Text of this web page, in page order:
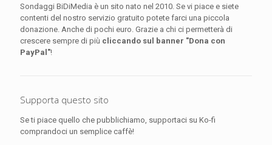
Sondaggi BiDiMedia è un sito nato nel 2010. Se vi piace e siete
contenti del nostro servizio gratuito potete farci una piccola
donazione. Anche di pochi euro. Grazie a chi ci permetterà di
crescere sempre di più cliccando sul banner "Dona con
PayPal"!
Supporta questo sito
Se ti piace quello che pubblichiamo, supportaci su Ko-fi
comprandoci un semplice caffè!